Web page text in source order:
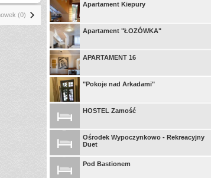
(0)
Apartament Kiepury
Apartament "ŁOZÓWKA"
APARTAMENT 16
"Pokoje nad Arkadami"
HOSTEL Zamość
Ośrodek Wypoczynkowo - Rekreacyjny
Duet
Pod Bastionem